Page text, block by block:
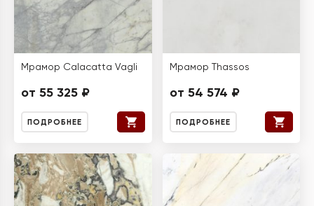
Мрамор Calacatta Vagli
от 55 325 ₽
ПОДРОБНЕЕ
Мрамор Thassos
от 54 574 ₽
ПОДРОБНЕЕ